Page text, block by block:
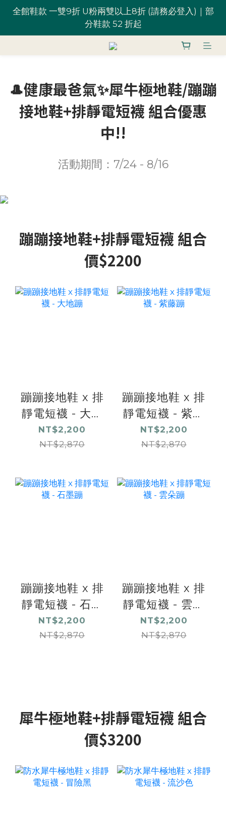
全館鞋款 一雙9折 U粉兩雙以上8折 (請務必登入)｜部
分鞋款 52 折起
全館鞋款 一雙9折 U粉兩雙以上8折 (請務必登入)｜部
分鞋款 52 折起
台灣滿 $1,700 享免運優惠
U粉就是你！加入會員 $200 購物金馬上用~
全館鞋款 一雙9折 U粉兩雙以上8折 (請務必登入)｜部
分鞋款 52 折起
🎩健康最爸氣✨犀牛極地鞋/蹦蹦
接地鞋+排靜電短襪 組合優惠
中!!
活動期間：7/24 - 8/16
蹦蹦接地鞋+排靜電短襪 組合
價$2200
蹦蹦接地鞋 x 排
靜電短襪 - 大地
蹦
NT$2,200
NT$2,870
蹦蹦接地鞋 x 排
靜電短襪 - 紫藤
蹦
NT$2,200
NT$2,870
蹦蹦接地鞋 x 排
靜電短襪 - 石墨
蹦
NT$2,200
NT$2,870
蹦蹦接地鞋 x 排
靜電短襪 - 雲朵
蹦
NT$2,200
NT$2,870
犀牛極地鞋+排靜電短襪 組合
價$3200